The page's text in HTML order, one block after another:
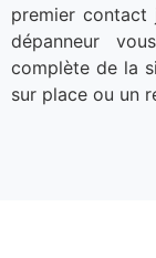
premier contact
dépanneur
complète de la
sur place ou un